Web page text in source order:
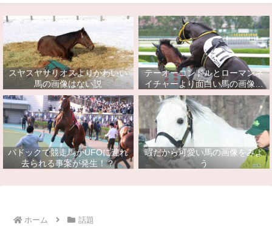
スヤスヤサリオスよりかわいい
馬の画像はない説
テーオーコンドルとローマンネ
イチャーより面白い馬の画像っ
てあるの？
パドックで競走馬がUFOに連れ
去られる事案が発生！？
暇だから可愛い馬の画像をみよ
う
ホーム 話題